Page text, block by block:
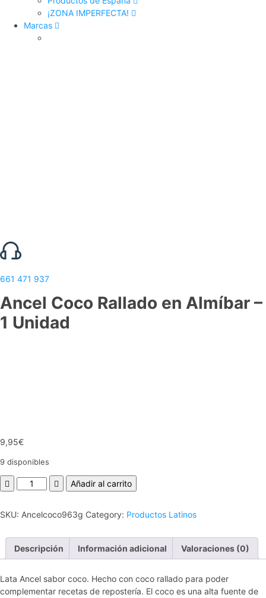
¡ZONA IMPERFECTA!
Marcas
661 471 937
Ancel Coco Rallado en Almíbar –
1 Unidad
9,95€
9 disponibles
Ancel
Coco
en
cantidad
Añadir al carrito
SKU: Ancelcoco963g Category: Productos Latinos
Descripción Información adicional Valoraciones (0)
Lata Ancel sabor coco. Hecho con coco rallado para poder
complementar recetas de repostería. El coco es una alta fuente de